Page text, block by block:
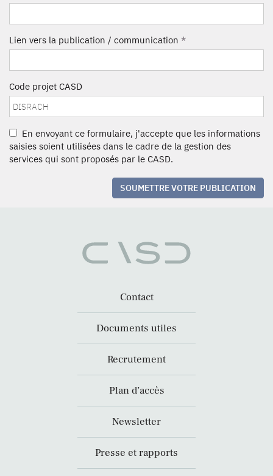
Lien vers la publication / communication *
Code projet CASD
En envoyant ce formulaire, j'accepte que les informations
saisies soient utilisées dans le cadre de la gestion des
services qui sont proposés par le CASD.
SOUMETTRE VOTRE PUBLICATION
Contact
Documents utiles
Recrutement
Plan d’accès
Newsletter
Presse et rapports